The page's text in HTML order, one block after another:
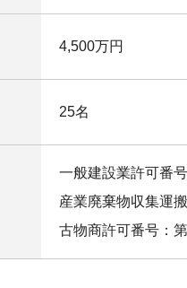
4,500万円
25名
一般建設業許可番
産業廃棄物収集運
古物商許可番号